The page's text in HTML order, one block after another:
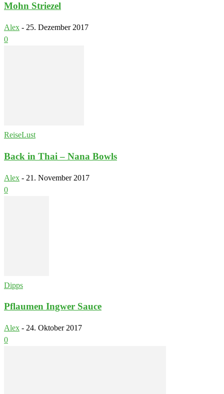
Mohn Striezel
Alex - 25. Dezember 2017
0
ReiseLust
Back in Thai – Nana Bowls
Alex - 21. November 2017
0
Dipps
Pflaumen Ingwer Sauce
Alex - 24. Oktober 2017
0